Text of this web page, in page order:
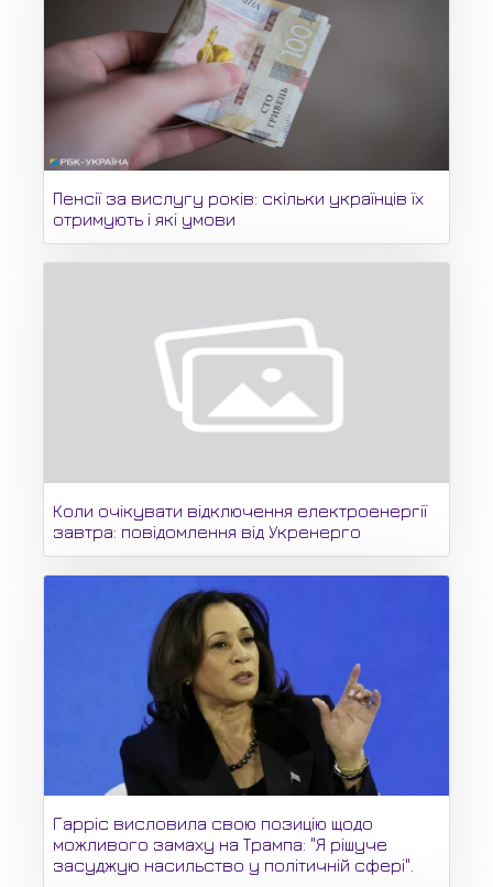
Пенсії за вислугу років: скільки українців їх
отримують і які умови
Коли очікувати відключення електроенергії
завтра: повідомлення від Укренерго
Гарріс висловила свою позицію щодо
можливого замаху на Трампа: "Я рішуче
засуджую насильство у політичній сфері".